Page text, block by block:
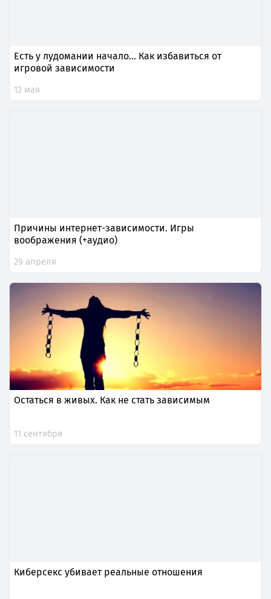
Есть у лудомании начало... Как избавиться от
игровой зависимости
12 мая
Причины интернет-зависимости. Игры
воображения (+аудио)
29 апреля
Остаться в живых. Как не стать зависимым
11 сентября
Киберсекс убивает реальные отношения